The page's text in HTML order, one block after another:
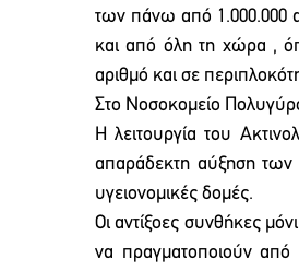
των πάνω από 1.000.000
και από όλη τη χώρα ,
αριθμό και σε
Στο Νοσοκομείο
Η λειτουργία του
απαράδεκτη αύξηση των
υγειονομικές δομές.
Οι αντίξοες συνθήκες
να πραγματοποιούν από